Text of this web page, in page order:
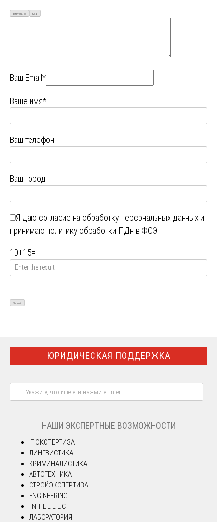
Визуально Код
Ваш Email*
Ваше имя*
Ваш телефон
Ваш город
Я даю согласие на обработку персональных данных и
принимаю политику обработки ПДн в ФСЭ
10+15=
ЮРИДИЧЕСКАЯ ПОДДЕРЖКА
НАШИ ЭКСПЕРТНЫЕ ВОЗМОЖНОСТИ
IT ЭКСПЕРТИЗА
ЛИНГВИСТИКА
КРИМИНАЛИСТИКА
АВТОТЕХНИКА
СТРОЙЭКСПЕРТИЗА
ENGINEERING
I N T E L L E C T
ЛАБОРАТОРИЯ